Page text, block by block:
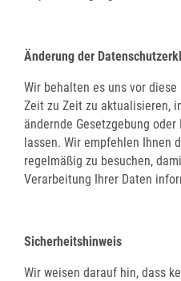
Änderung der
Wir behalten es uns vor
Zeit zu Zeit zu aktualisieren,
ändernde Gesetzgebung
lassen. Wir empfehlen Ihnen
regelmäßig zu besuchen,
Verarbeitung Ihrer Daten
Sicherheitshinweis
Wir weisen darauf hin, dass